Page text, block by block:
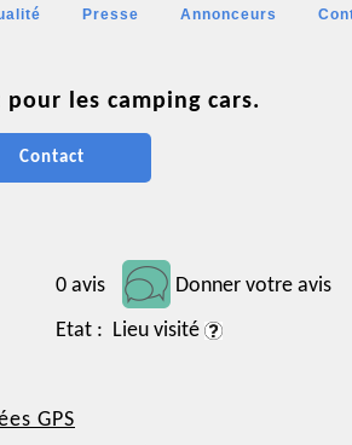
Presse Annonceurs
les camping cars.
Contact
0 avis
Donner votre avis
Etat : Lieu visité
GPS